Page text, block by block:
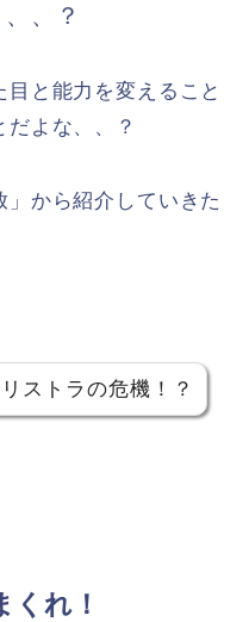
、？
と能力を変えること
よな、、？
から紹介していきた
ストラの危機！？
くれ！